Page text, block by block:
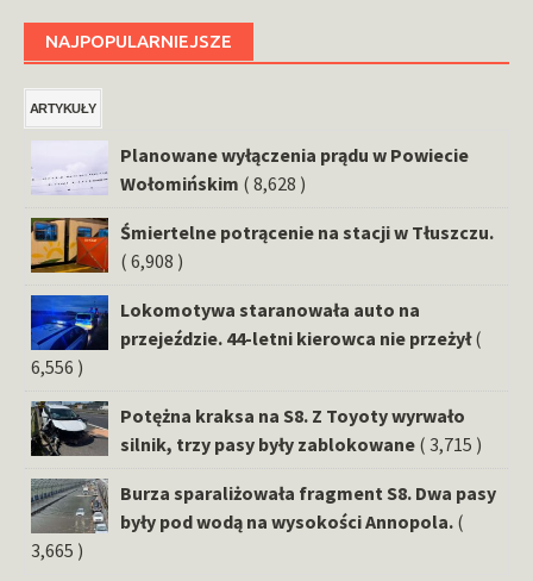
NAJPOPULARNIEJSZE
ARTYKUŁY
Planowane wyłączenia prądu w Powiecie
Wołomińskim ( 8,628 )
Śmiertelne potrącenie na stacji w Tłuszczu.
( 6,908 )
Lokomotywa staranowała auto na
przejeździe. 44-letni kierowca nie przeżył (
6,556 )
Potężna kraksa na S8. Z Toyoty wyrwało
silnik, trzy pasy były zablokowane ( 3,715 )
Burza sparaliżowała fragment S8. Dwa pasy
były pod wodą na wysokości Annopola. (
3,665 )